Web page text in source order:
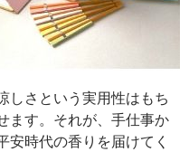
しさという実用性はもち
ます。それが、手仕事か
安時代の香りを届けてく